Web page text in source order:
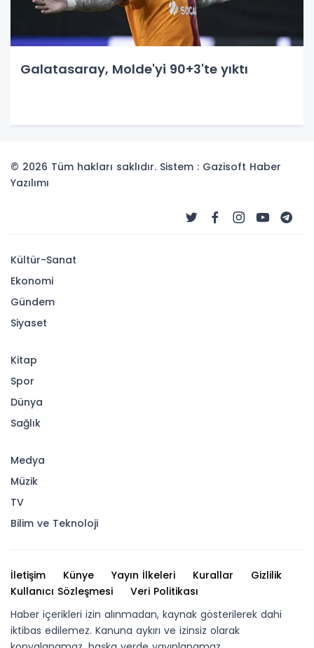
Galatasaray, Molde'yi 90+3'te yıktı
© 2026 Tüm hakları saklıdır. Sistem : Gazisoft Haber
Yazılımı
Kültür-Sanat
Ekonomi
Gündem
Siyaset
Kitap
Spor
Dünya
Sağlık
Medya
Müzik
TV
Bilim ve Teknoloji
İletişim Künye Yayın İlkeleri Kurallar
Gizlilik
Kullanıcı Sözleşmesi
Veri Politikası
Haber içerikleri izin alınmadan, kaynak gösterilerek dahi
iktibas edilemez. Kanuna aykırı ve izinsiz olarak